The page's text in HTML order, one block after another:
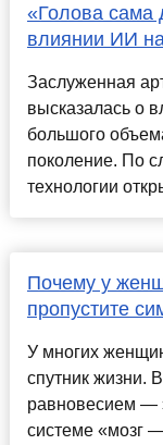
«Голова сама
влиянии ИИ
Заслуженная
высказалась о
большого
поколение. По
технологии
Почему у
пропустите
У многих
спутник жизни.
равновесием —
системе «мозг